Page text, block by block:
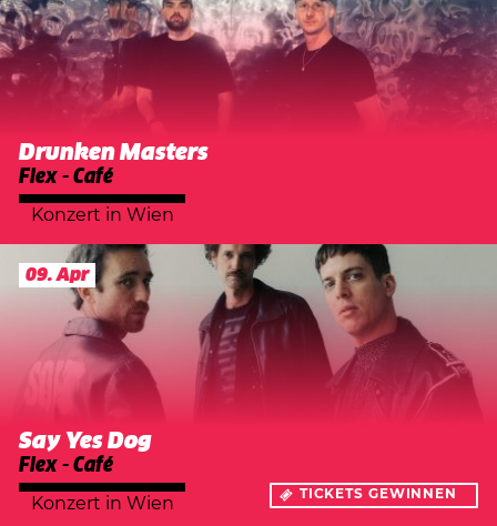
Drunken Masters
Flex - Café
Konzert in Wien
09. Apr
Say Yes Dog
Flex - Café
Konzert in Wien TICKETS GEWINNEN